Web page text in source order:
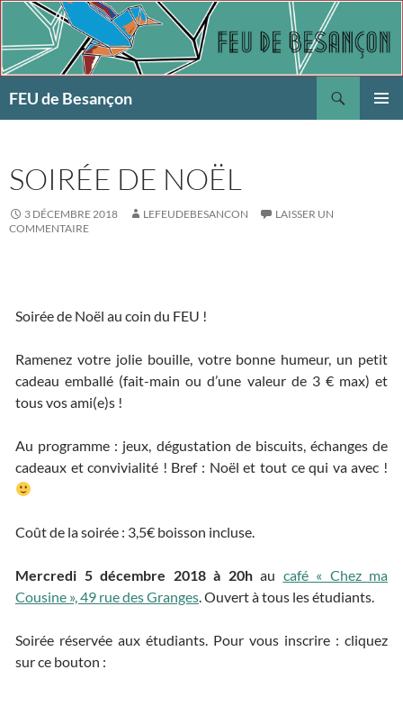
Aller
contenu
FEU de Besançon
SOIRÉE DE NOËL
3 DÉCEMBRE 2018 LEFEUDEBESANCON
LAISSER UN
COMMENTAIRE
Soirée de Noël au coin du FEU !
Ramenez votre jolie bouille, votre bonne humeur, un petit
cadeau emballé (fait-main ou d’une valeur de 3 € max) et
tous vos ami(e)s !
Au programme : jeux, dégustation de biscuits, échanges de
cadeaux et convivialité ! Bref : Noël et tout ce qui va avec !
Coût de la soirée : 3,5€ boisson incluse.
Mercredi 5 décembre 2018 à 20hau café « Chez ma
Cousine », 49 rue des Granges. Ouvert à tous les étudiants.
Soirée réservée aux étudiants. Pour vous inscrire : cliquez
sur ce bouton :